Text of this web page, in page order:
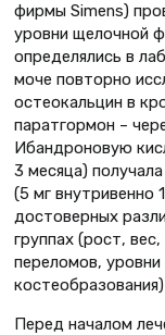
фирмы Simens)
уровни щелочной
определялись в
моче повторно
остеокальцин в
паратгормон –
Ибандроновую
3 месяца)
(5 мг внутривенно
достоверных
группах (рост,
переломов,
Перед началом